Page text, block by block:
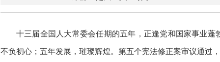
十三届全国人大常委会任期的五年，正逢党和国家事业
不负初心；五年发展，璀璨辉煌。第五个宪法修正案审议通过